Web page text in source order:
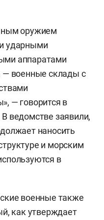
оружием
ударными
аппаратами
— военные склады с
— говорится в
ведомстве заявили,
наносить
и морским
в
военные также
как утверждает